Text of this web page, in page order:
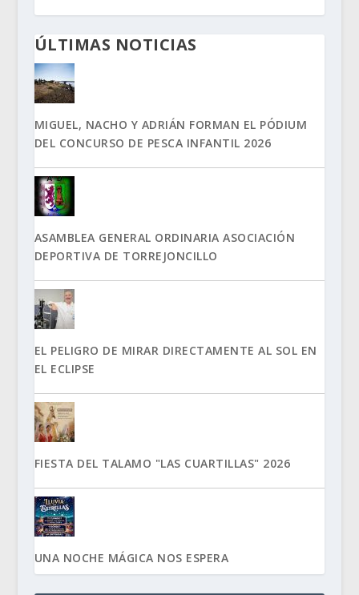
ÚLTIMAS NOTICIAS
MIGUEL, NACHO Y ADRIÁN FORMAN EL PÓDIUM
DEL CONCURSO DE PESCA INFANTIL 2026
ASAMBLEA GENERAL ORDINARIA ASOCIACIÓN
DEPORTIVA DE TORREJONCILLO
EL PELIGRO DE MIRAR DIRECTAMENTE AL SOL EN
EL ECLIPSE
FIESTA DEL TALAMO "LAS CUARTILLAS" 2026
UNA NOCHE MÁGICA NOS ESPERA